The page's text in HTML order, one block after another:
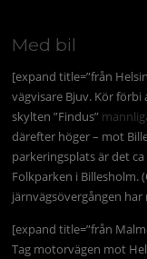
Med bil
[expand title=”från
vägvisare Bjuv. Kör
skylten ”Findus”
därefter höger – mot
parkeringsplats är det
Folkparken i Billesholm.
järnvägsövergången
[expand title=”från
Tag motorvägen mot